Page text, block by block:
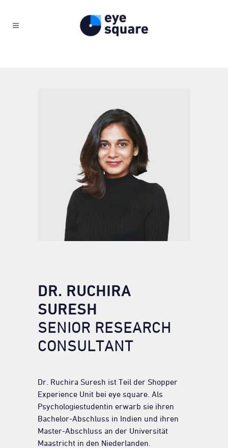
DR. RUCHIRA
SURESH
SENIOR RESEARCH
CONSULTANT
Dr. Ruchira Suresh ist Teil der Shopper
Experience Unit bei eye square. Als
Psychologiestudentin erwarb sie ihren
Bachelor-Abschluss in Indien und ihren
Master-Abschluss an der Universität
Maastricht in den Niederlanden.